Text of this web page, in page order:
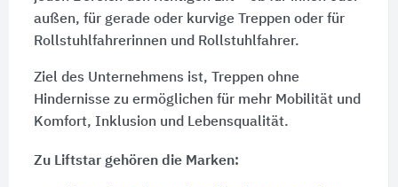
außen, für gerade oder kurvige Treppen oder für
Rollstuhlfahrerinnen und Rollstuhlfahrer.
Ziel des Unternehmens ist, Treppen ohne
Hindernisse zu ermöglichen für mehr Mobilität und
Komfort, Inklusion und Lebensqualität.
Zu Liftstar gehören die Marken: